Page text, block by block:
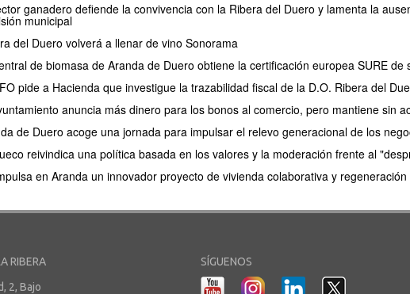
ganadero defiende la convivencia con la Ribera del Duero y lamenta la
municipal
del Duero volverá a llenar de vino Sonorama
de biomasa de Aranda de Duero obtiene la certificación europea SURE de
pide a Hacienda que investigue la trazabilidad fiscal de la D.O. Ribera del
anuncia más dinero para los bonos al comercio, pero mantiene sin
de Duero acoge una jornada para impulsar el relevo generacional de los
reivindica una política basada en los valores y la moderación frente al
en Aranda un innovador proyecto de vivienda colaborativa y
RIBERA
2, Bajo
SÍGUENOS